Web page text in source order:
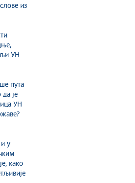
из
УН
пута
да је
УН
у
како